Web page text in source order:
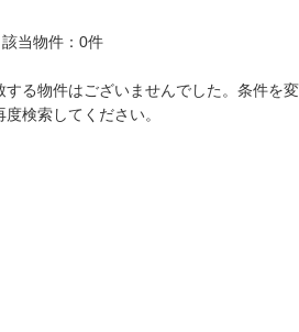
該当物件：0件
する物件はございませんでした。条件を変
度検索してください。